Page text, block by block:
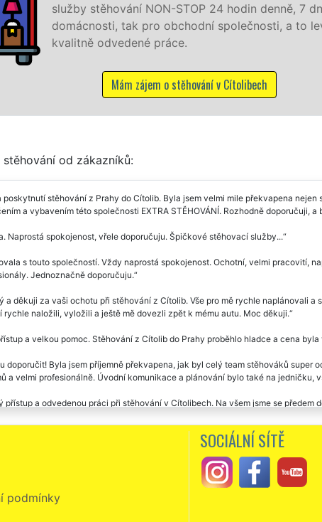
7 dní v týdnu jak pro
to levně a se zárukou
stěhování od zákazníků:
stěhování z Prahy do Cítolib. Byla jsem velmi mile překvapena nejen
a vybavením této společnosti EXTRA STĚHOVÁNÍ. Rozhodně doporučuji,
Naprostá spokojenost, vřele doporučuju. Špičkové stěhovací služby...
s touto společností. Vždy naprostá spokojenost. Ochotní, velmi pracovití,
Jednoznačně doporučuju.
a děkuji za vaši ochotu při stěhování z Cítolib. Vše pro mě rychle naplánovali a
rychle naložili, vyložili a ještě mě dovezli zpět k mému autu. Moc děkuji.
a velkou pomoc. Stěhování z Cítolib do Prahy proběhlo hladce a cena
doporučit! Byla jsem příjemně překvapena, jak byl celý team stěhováků super
a velmi profesionálně. Úvodní komunikace a plánování bylo také na jedničku,
přístup a odvedenou práci při stěhování v Cítolibech. Na všem jsme se předem
v novém bytě mi pomohli rozmístit větší nábytek, jak jsem si přála.
ochotní. Skutečně mohu vřele doporučit. Již jsem v Cítolibech využila dvakrát
práci předčil moje očekávání. Ještě jednou vám touto cestou moc děkuji za
Velká spokojenost se stěhováním i cenou. Děkuji a doporučuji. Díky za vaši
podmínky
SOCIÁLNÍ SÍTĚ